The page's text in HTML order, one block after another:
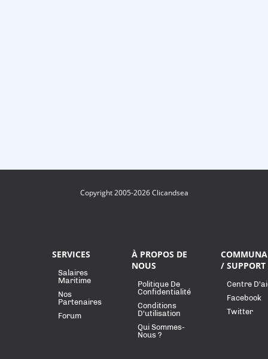
Copyright 2005-2026 Clicandsea
SERVICES
Salaires
Maritime
Nos
Partenaires
Forum
À PROPOS DE
NOUS
Politique De
Confidentialité
Conditions
D'utilisation
Qui Sommes-
Nous ?
/ SUPPORT
Centre
Facebook
Twitter